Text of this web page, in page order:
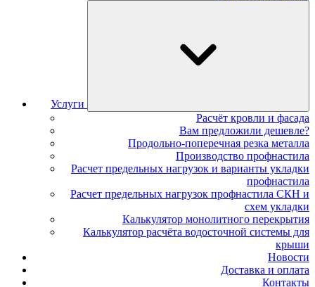
Услуги
Расчёт кровли и фасада
Вам предложили дешевле?
Продольно-поперечная резка металла
Производство профнастила
Расчет предельных нагрузок и варианты укладки
профнастила
Расчет предельных нагрузок профнастила СКН и
схем укладки
Калькулятор монолитного перекрытия
Калькулятор расчёта водосточной системы для
крыши
Новости
Доставка и оплата
Контакты